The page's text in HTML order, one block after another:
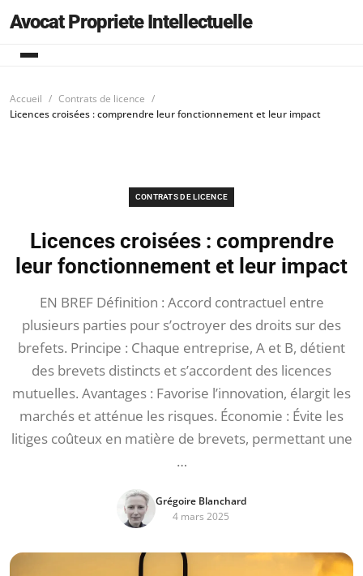
Avocat Propriete Intellectuelle
Accueil
Contrats de licence
Licences croisées : comprendre leur fonctionnement et leur impact
CONTRATS DE LICENCE
Licences croisées : comprendre
leur fonctionnement et leur impact
EN BREF Définition : Accord contractuel entre
plusieurs parties pour s’octroyer des droits sur des
brefets. Principe : Chaque entreprise, A et B, détient
des brevets distincts et s’accordent des licences
mutuelles. Avantages : Favorise l’innovation, élargit les
marchés et atténue les risques. Économie : Évite les
litiges coûteux en matière de brevets, permettant une
…
Grégoire Blanchard
4 mars 2025